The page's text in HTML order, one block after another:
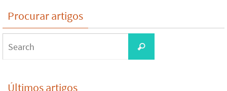
Procurar artigos
Search
Últimos artigos